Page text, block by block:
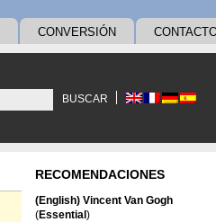
CONVERSIÓN
BUSCAR
RECOMENDACIONES
(English) Vincent Van Gogh
(Essential )